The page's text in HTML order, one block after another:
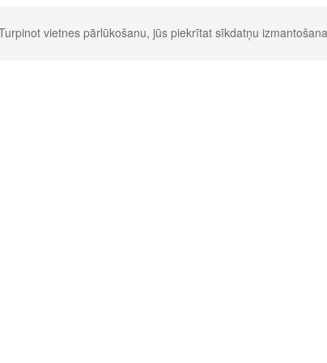
vietnes pārlūkošanu, jūs piekrītat sīkdatņu